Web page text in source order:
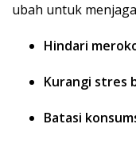
ubah untuk
Hindari
Kurangi stres
Batasi